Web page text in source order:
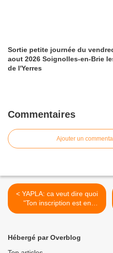
Sortie petite journée du
aout 2026 Soignolles-en-Brie les gués
de l'Yerres
Commentaires
Ajouter un
< YAPLA: ca veut dire quoi
"Ton inscription est en
attente de validation du
Hébergé par Overblog